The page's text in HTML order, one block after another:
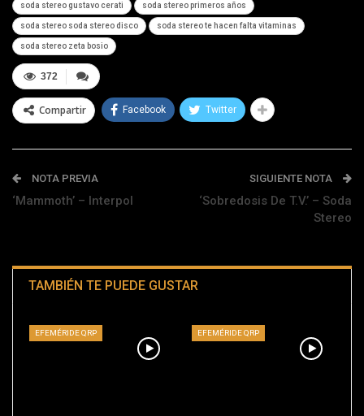
soda stereo gustavo cerati soda stereo primeros años
soda stereo soda stereo disco soda stereo te hacen falta vitaminas
soda stereo zeta bosio
372
Compartir Facebook Twitter
NOTA PREVIA
‘Mammoth’ – Interpol
SIGUIENTE NOTA
‘Sobredosis De T.V.’ – Soda
Stereo
TAMBIÉN TE PUEDE GUSTAR
EFEMÉRIDE QRP EFEMÉRIDE QRP